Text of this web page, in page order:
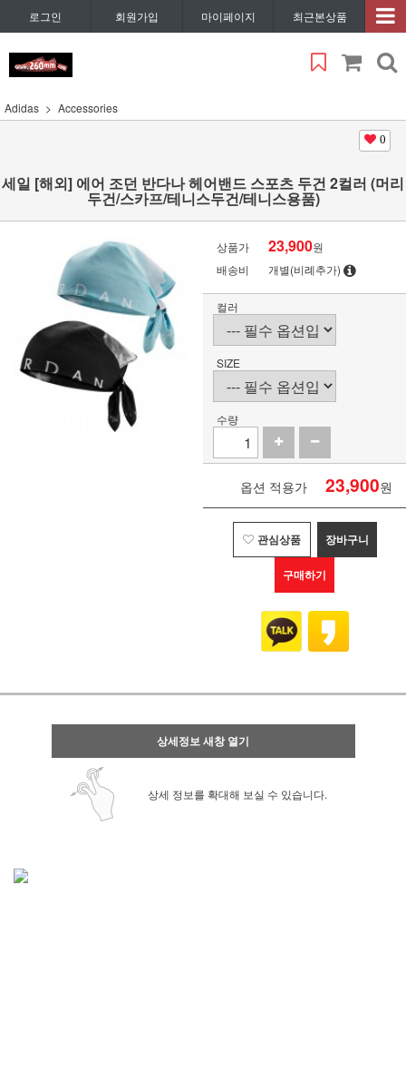
로그인 회원가입 마이페이지 최근본상품
Adidas Accessories
0
세일 [해외] 에어 조던 반다나 헤어밴드 스포츠 두건 2컬러 (머리
두건/스카프/테니스두건/테니스용품)
상품가 23,900원
배송비
개별(비례추가)
컬러
SIZE
수량
옵션 적용가 23,900원
관심상품 장바구니
구매하기
상세정보 새창 열기
상세 정보를 확대해 보실 수 있습니다.